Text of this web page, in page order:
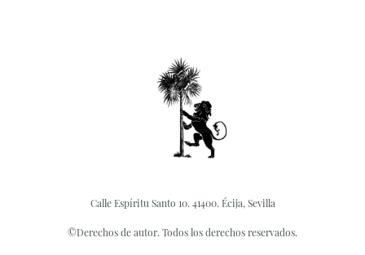
Calle Espíritu Santo 10. 41400. Écija, Sevilla
©Derechos de autor. Todos los derechos reservados.